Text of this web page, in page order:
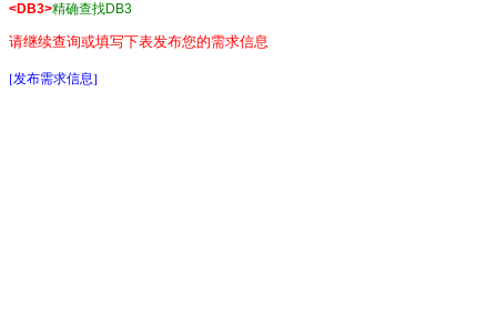
<DB3>精确查找DB3
请继续查询或填写下表发布您的需求信息
[发布需求信息]